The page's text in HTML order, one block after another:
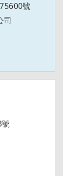
號
司